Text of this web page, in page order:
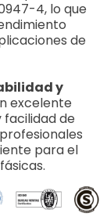
4, lo que
de
y
excelente
de
para el